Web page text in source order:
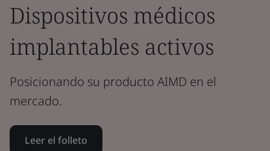
Dispositivos médicos
implantables activos
Posicionando su producto AIMD en el
mercado.
Leer el folleto